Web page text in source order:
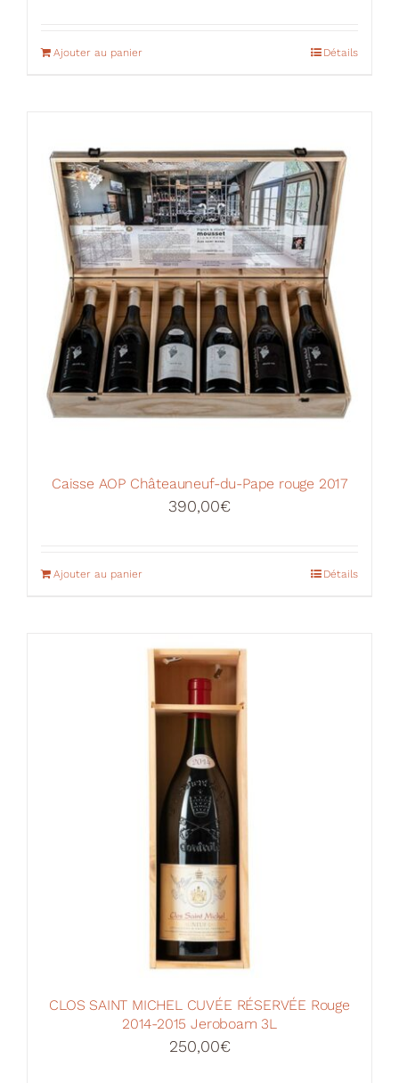
Ajouter au panier Détails
Caisse AOP Châteauneuf-du-Pape rouge 2017
390,00€
Ajouter au panier Détails
CLOS SAINT MICHEL CUVÉE RÉSERVÉE Rouge
2014-2015 Jeroboam 3L
250,00€